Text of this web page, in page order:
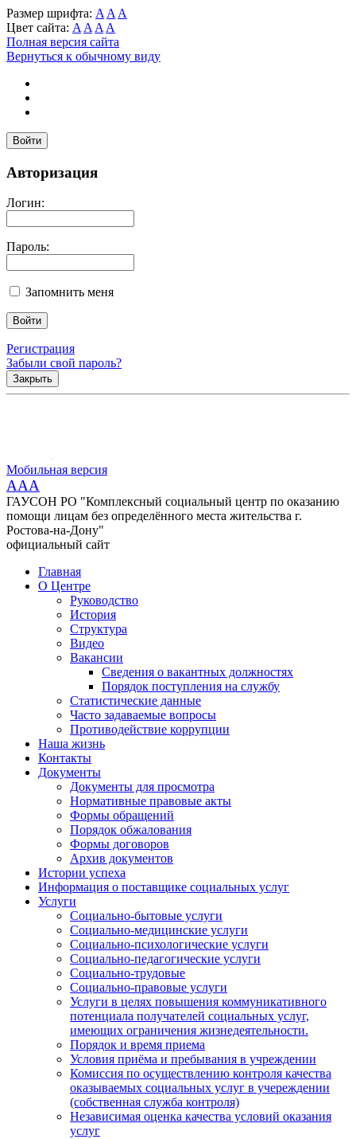
Размер шрифта: A A A
Цвет сайта: A A A A
Полная версия сайта
Вернуться к обычному виду
Войти
Авторизация
Логин:
Пароль:
Запомнить меня
Регистрация
Забыли свой пароль?
Закрыть
Мобильная версия
AAA
ГАУСОН РО "Комплексный социальный центр по оказанию
помощи лицам без определённого места жительства г.
Ростова-на-Дону"
официальный сайт
Главная
О Центре
Руководство
История
Структура
Видео
Вакансии
Сведения о вакантных должностях
Порядок поступления на службу
Статистические данные
Часто задаваемые вопросы
Противодействие коррупции
Наша жизнь
Контакты
Документы
Документы для просмотра
Нормативные правовые акты
Формы обращений
Порядок обжалования
Формы договоров
Архив документов
Истории успеха
Информация о поставщике социальных услуг
Услуги
Социально-бытовые услуги
Социально-медицинские услуги
Социально-психологические услуги
Социально-педагогические услуги
Социально-трудовые
Социально-правовые услуги
Услуги в целях повышения коммуникативного
потенциала получателей социальных услуг,
имеющих ограничения жизнедеятельности.
Порядок и время приема
Условия приёма и пребывания в учреждении
Комиссия по осуществлению контроля качества
оказываемых социальных услуг в учереждении
(собственная служба контроля)
Независимая оценка качества условий оказания
услуг